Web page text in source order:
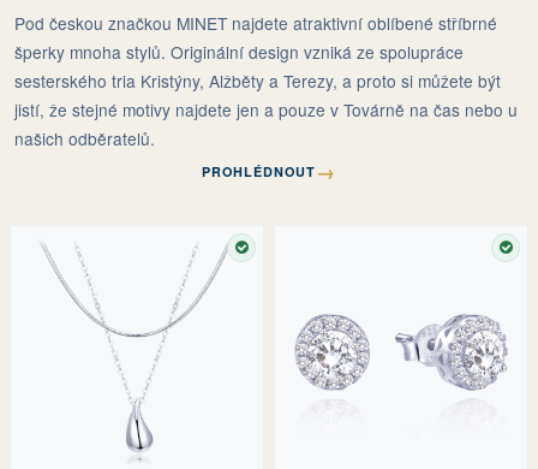
Pod českou značkou MINET najdete atraktivní oblíbené stříbrné
šperky mnoha stylů. Originální design vzniká ze spolupráce
sesterského tria Kristýny, Alžběty a Terezy, a proto si můžete být
jistí, že stejné motivy najdete jen a pouze v Továrně na čas nebo u
našich odběratelů.
PROHLÉDNOUT →
SKLADEM